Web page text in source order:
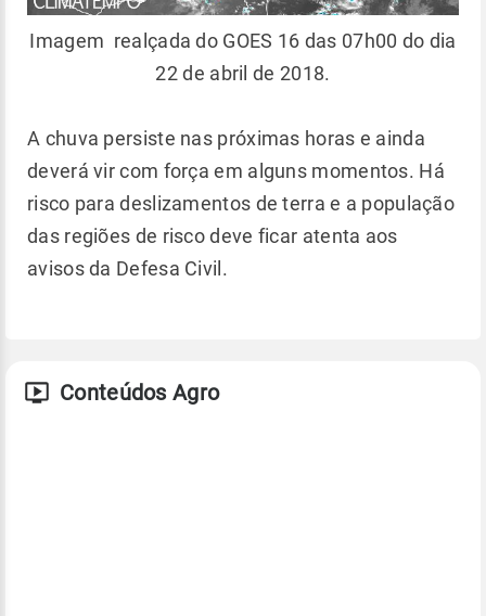
Imagem realçada do GOES 16 das 07h00 do dia
22 de abril de 2018.
A chuva persiste nas próximas horas e ainda
deverá vir com força em alguns momentos. Há
risco para deslizamentos de terra e a população
das regiões de risco deve ficar atenta aos
avisos da Defesa Civil.
Conteúdos Agro